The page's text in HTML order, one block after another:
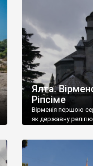
називаються
виробляє
легке біле і дуже […]
Ялта.
Ріпсіме
Вірменія першою
як державну